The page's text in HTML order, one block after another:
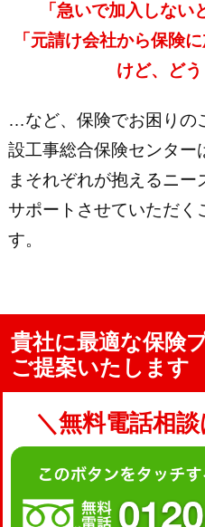
「急いで加入しない
「元請け会社から保険
けど、どう
…など、保険でお困りの
設工事総合保険センター
まそれぞれが抱えるニ
サポートさせていただく
す。
貴社に最適な保険
ご提案いたします
＼無料電話相